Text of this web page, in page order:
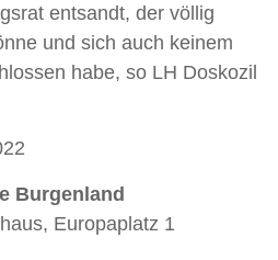
entsandt, der völlig
und sich auch keinem
habe, so LH Doskozil
Burgenland
Europaplatz 1